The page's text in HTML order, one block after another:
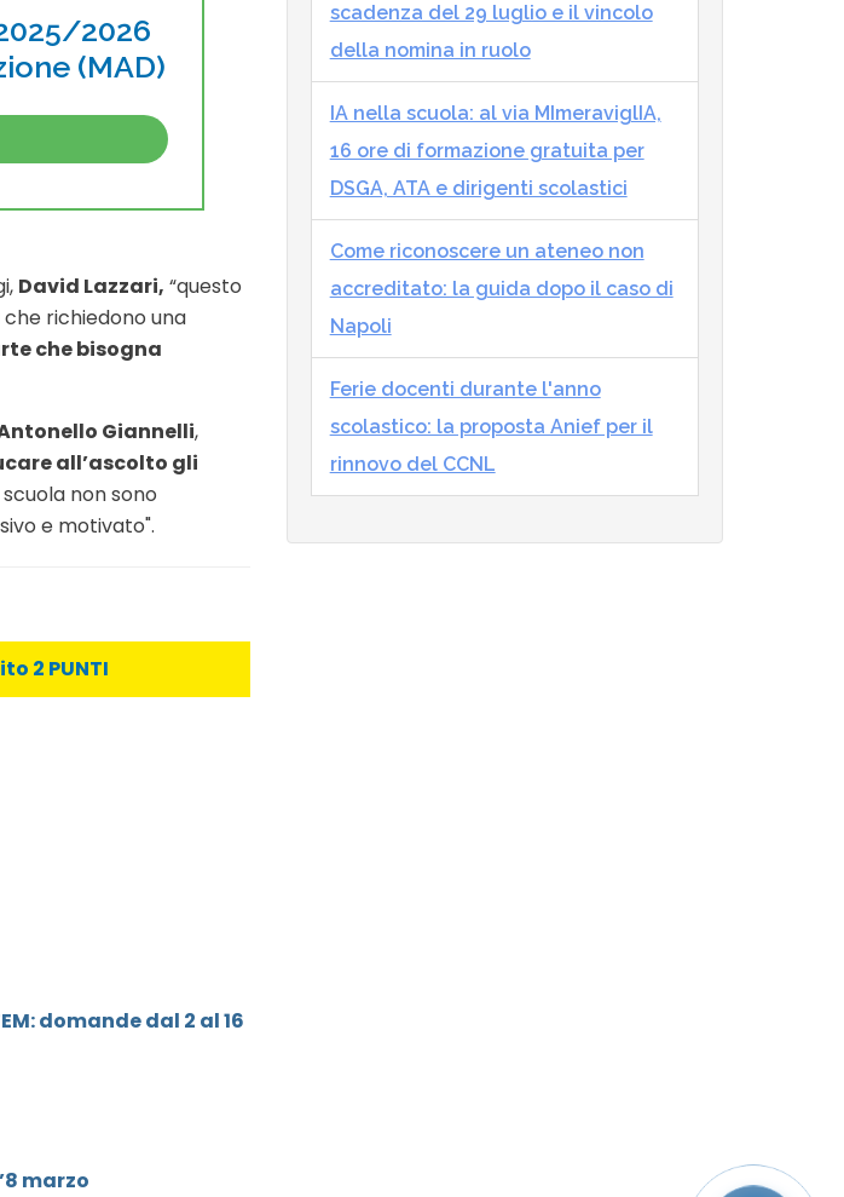
2026
(MAD)
David Lazzari, “questo
richiedono una
che bisogna
Giannelli,
all’ascolto gli
non sono
e motivato".
2 PUNTI
domande dal 2 al 16
marzo
scadenza del 29 luglio e il vincolo
della nomina in ruolo
IA nella scuola: al via MImeraviglIA,
16 ore di formazione gratuita per
DSGA, ATA e dirigenti scolastici
Come riconoscere un ateneo non
accreditato: la guida dopo il caso di
Napoli
Ferie docenti durante l'anno
scolastico: la proposta Anief per il
rinnovo del CCNL